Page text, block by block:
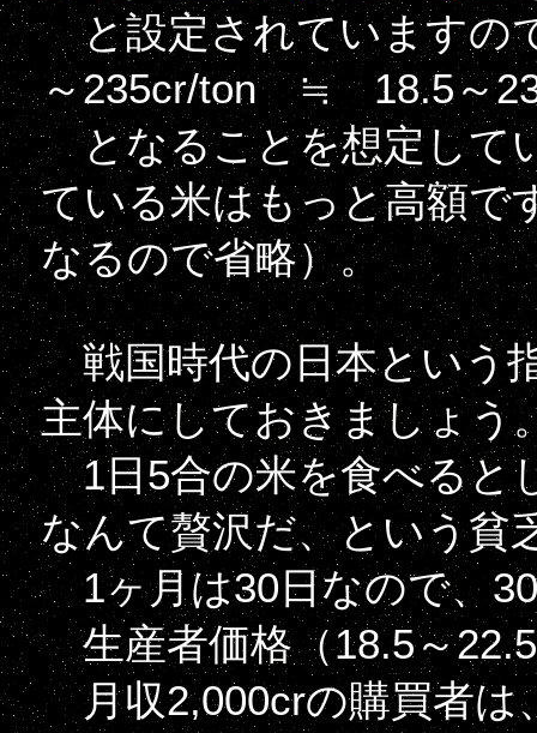
と設定されていますの
～235cr/ton ≒ 18.5～
となることを想定して
ている米はもっと高額で
なるので省略）。
戦国時代の日本という
主体にしておきましょう
1日5合の米を食べると
なんて贅沢だ、という貧
1ヶ月は30日なので、
生産者価格（18.5～
月収2,000crの購買者は